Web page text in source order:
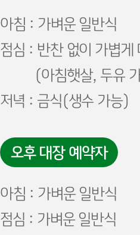
아침 : 가벼운 일반식
점심 : 반찬 없이 가볍게
(아침햇살, 두유
저녁 : 금식(생수 가능)
오후 대장 예약자
아침 : 가벼운 일반식
점심 : 가벼운 일반식